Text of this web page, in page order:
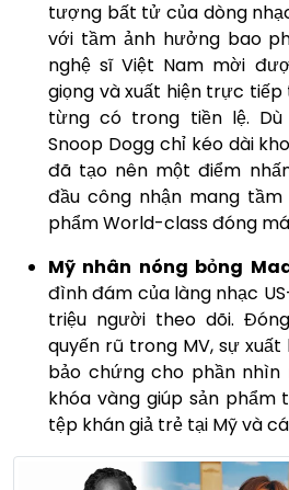
tượng bất tử của dòng
với tầm ảnh hưởng bao
nghệ sĩ Việt Nam mời
giọng và xuất hiện trực
từng có trong tiền lệ.
Snoop Dogg chỉ kéo dài
đã tạo nên một điểm
đầu công nhận mang
phẩm World-class đóng
Mỹ nhân nóng bỏng
đình đám của làng nhạc
triệu người theo dõi.
quyến rũ trong MV, sự
bảo chứng cho phần
khóa vàng giúp sản phẩm
tệp khán giả trẻ tại Mỹ và